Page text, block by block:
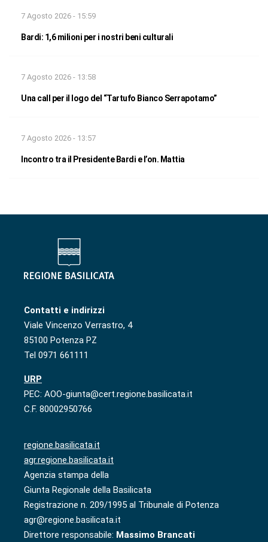
7 Agosto 2026 - 15:59
Bardi: 1,6 milioni per i nostri beni culturali
7 Agosto 2026 - 13:58
Una call per il logo del “Tartufo Bianco Serrapotamo”
7 Agosto 2026 - 13:57
Incontro tra il Presidente Bardi e l’on. Mattia
Contatti e indirizzi
Viale Vincenzo Verrastro, 4
85100 Potenza PZ
Tel 0971 661111
URP
PEC: AOO-giunta@cert.regione.basilicata.it
C.F. 80002950766
regione.basilicata.it
agr.regione.basilicata.it
Agenzia stampa della
Giunta Regionale della Basilicata
Registrazione n. 209/1995 al Tribunale di Potenza
agr@regione.basilicata.it
Direttore responsabile: Massimo Brancati